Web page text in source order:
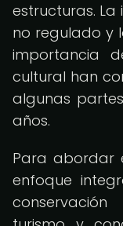
estructuras.
no regulado y
importancia
cultural han
algunas
años.
Para abordar
enfoque